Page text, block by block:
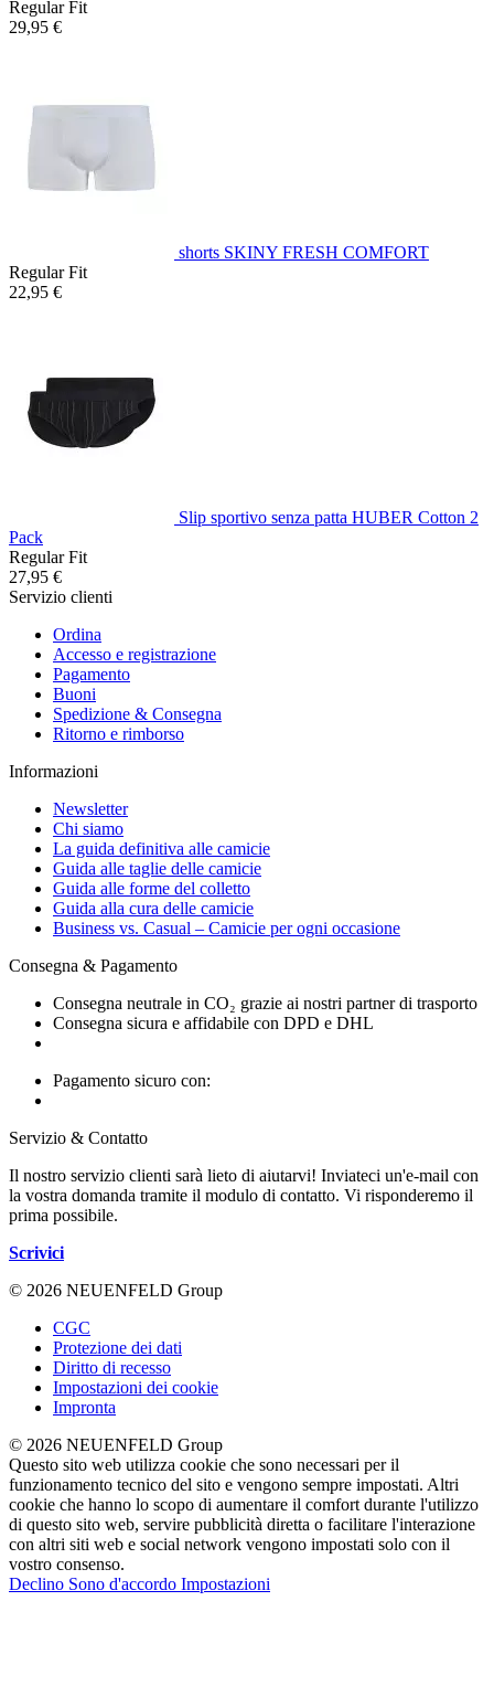
Regular Fit
29,95 €
shorts SKINY FRESH COMFORT
Regular Fit
22,95 €
Slip sportivo senza patta HUBER Cotton 2
Pack
Regular Fit
27,95 €
Servizio clienti
Ordina
Accesso e registrazione
Pagamento
Buoni
Spedizione & Consegna
Ritorno e rimborso
Informazioni
Newsletter
Chi siamo
La guida definitiva alle camicie
Guida alle taglie delle camicie
Guida alle forme del colletto
Guida alla cura delle camicie
Business vs. Casual – Camicie per ogni occasione
Consegna & Pagamento
Consegna neutrale in CO₂ grazie ai nostri partner di trasporto
Consegna sicura e affidabile con DPD e DHL
Pagamento sicuro con:
Servizio & Contatto
Il nostro servizio clienti sarà lieto di aiutarvi! Inviateci un'e-mail con
la vostra domanda tramite il modulo di contatto. Vi risponderemo il
prima possibile.
Scrivici
© 2026 NEUENFELD Group
CGC
Protezione dei dati
Diritto di recesso
Impostazioni dei cookie
Impronta
© 2026 NEUENFELD Group
Questo sito web utilizza cookie che sono necessari per il
funzionamento tecnico del sito e vengono sempre impostati. Altri
cookie che hanno lo scopo di aumentare il comfort durante l'utilizzo
di questo sito web, servire pubblicità diretta o facilitare l'interazione
con altri siti web e social network vengono impostati solo con il
vostro consenso.
Declino Sono d'accordo Impostazioni